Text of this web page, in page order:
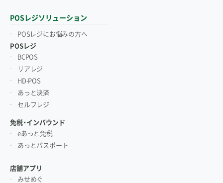
POSレジソリューション
POSレジにお悩みの方へ
POSレジ
BCPOS
リアレジ
HD-POS
あっと決済
セルフレジ
免税・インバウンド
eあっと免税
あっとパスポート
店舗アプリ
みせめぐ